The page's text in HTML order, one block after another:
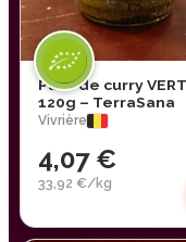
Pâte de curry
120g – TerraSana
Vivrière
4,07 €
33,92 €/kg